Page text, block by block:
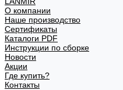
О компании
Наше производство
Сертификаты
Каталоги PDF
Инструкции по сборке
Новости
Акции
Где купить?
Контакты